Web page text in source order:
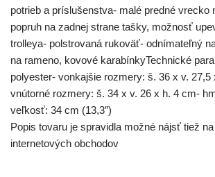
potrieb a príslušenstva- malé predné vrecko
popruh na zadnej strane tašky, možnosť
trolleya- polstrovaná rukoväť- odnímateľný
na rameno, kovové karabínkyTechnické
polyester- vonkajšie rozmery: š. 36 x v. 27,5
vnútorné rozmery: š. 34 x v. 26 x h. 4 cm-
veľkosť: 34 cm (13,3″)
Popis tovaru je spravidla možné nájsť tiež
internetových obchodov